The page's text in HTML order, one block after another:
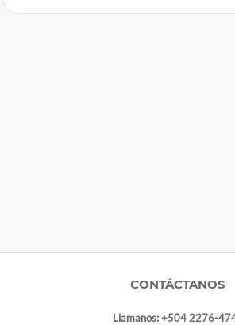
CONTÁCTANOS
Llamanos:+504 2276-